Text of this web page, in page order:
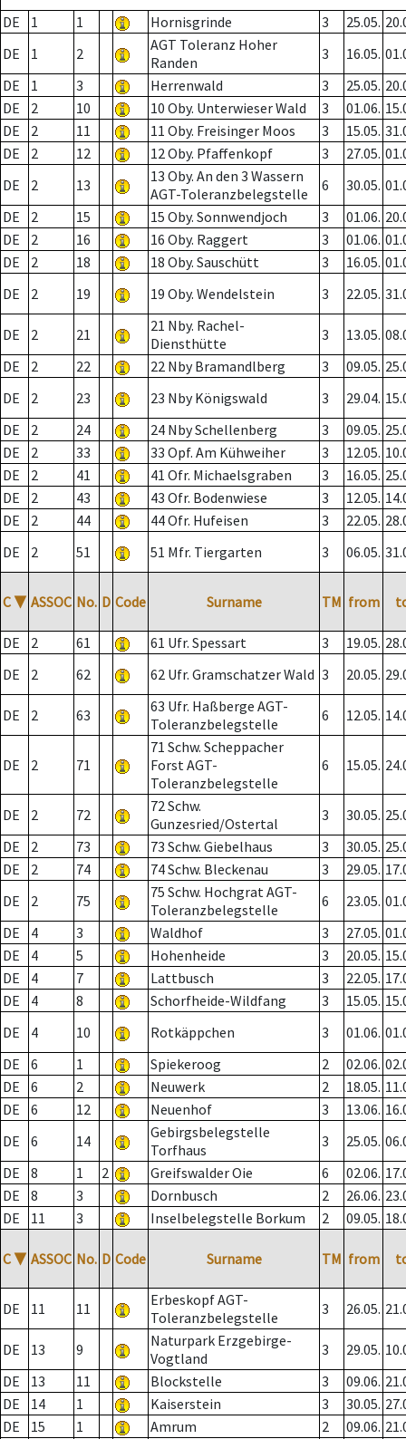
DE 1 1 Hornisgrinde 3 25.05.
DE
1 2
AGT Toleranz Hoher
Randen
3 16.05.
DE
1 3 Herrenwald 3 25.05.
DE
2 10 10 Oby. Unterwieser Wald 3 01.06.
DE
2 11 11 Oby. Freisinger Moos 3 15.05.
DE
2 12 12 Oby. Pfaffenkopf 3 27.05.
DE
2 13
13 Oby. An den 3 Wassern
AGT-Toleranzbelegstelle
6 30.05.
DE
2 15 15 Oby. Sonnwendjoch 3 01.06.
DE
2 16 16 Oby. Raggert 3 01.06.
DE
2 18 18 Oby. Sauschütt 3 16.05.
DE
2 19 19 Oby. Wendelstein 3 22.05.
DE 2 21
21 Nby. Rachel-
Diensthütte
3 13.05.
DE
2 22 22 Nby Bramandlberg 3 09.05.
DE
2 23 23 Nby Königswald 3 29.04.
DE
2 24 24 Nby Schellenberg 3 09.05.
DE
2 33 33 Opf. Am Kühweiher 3 12.05.
DE
2 41 41 Ofr. Michaelsgraben 3 16.05.
DE
2 43 43 Ofr. Bodenwiese 3 12.05.
DE
2 44 44 Ofr. Hufeisen 3 22.05.
DE
2 51 51 Mfr. Tiergarten 3 06.05.
C ▼ ASSOC No. D Code Surname TM from
DE 2 61 61 Ufr. Spessart 3 19.05.
DE
2 62 62 Ufr. Gramschatzer Wald 3 20.05.
DE 2 63
63 Ufr. Haßberge AGT-
Toleranzbelegstelle
6 12.05.
DE 2 71
71 Schw. Scheppacher
Forst AGT-
Toleranzbelegstelle
6 15.05.
DE 2 72
72 Schw.
Gunzesried/Ostertal
3 30.05.
DE
2 73 73 Schw. Giebelhaus 3 30.05.
DE
2 74 74 Schw. Bleckenau 3 29.05.
DE
2 75
75 Schw. Hochgrat AGT-
Toleranzbelegstelle
6 23.05.
DE
4 3 Waldhof 3 27.05.
DE
4 5 Hohenheide 3 20.05.
DE
4 7 Lattbusch 3 22.05.
DE
4 8 Schorfheide-Wildfang 3 15.05.
DE
4 10 Rotkäppchen 3 01.06.
DE
6 1 Spiekeroog 2 02.06.
DE
6 2 Neuwerk 2 18.05.
DE
6 12 Neuenhof 3 13.06.
DE
6 14
Gebirgsbelegstelle
Torfhaus
3 25.05.
DE
8 1 2 Greifswalder Oie 6 02.06.
DE
8 3 Dornbusch 2 26.06.
DE
11 3 Inselbelegstelle Borkum 2 09.05.
C ▼ ASSOC No. D Code Surname TM from
DE 11 11
Erbeskopf AGT-
Toleranzbelegstelle
3 26.05.
DE 13 9
Naturpark Erzgebirge-
Vogtland
3 29.05.
DE
13 11 Blockstelle 3 09.06.
DE
14 1 Kaiserstein 3 30.05.
DE
15 1 Amrum 2 09.06.